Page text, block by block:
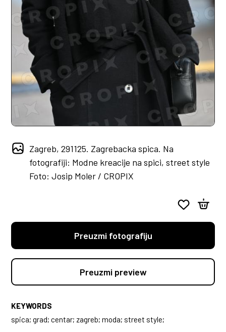
Zagreb, 291125. Zagrebacka spica. Na
fotografiji: Modne kreacije na spici, street style
Foto: Josip Moler / CROPIX
Preuzmi fotografiju
Preuzmi preview
KEYWORDS
spica; grad; centar; zagreb; moda; street style;